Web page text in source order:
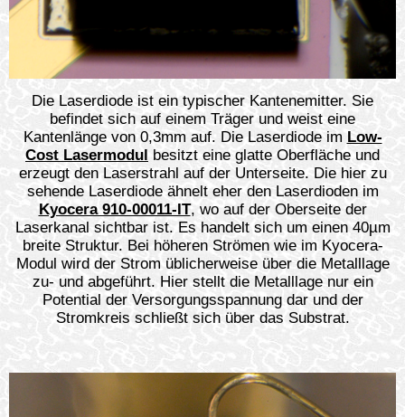
Die Laserdiode ist ein typischer Kantenemitter. Sie
befindet sich auf einem Träger und weist eine
Kantenlänge von 0,3mm auf. Die Laserdiode im Low-
Cost Lasermodul
besitzt eine glatte Oberfläche und
erzeugt den Laserstrahl auf der Unterseite. Die hier zu
sehende Laserdiode ähnelt eher den Laserdioden im
Kyocera 910-00011-IT, wo auf der Oberseite der
Laserkanal sichtbar ist. Es handelt sich um einen 40µm
breite Struktur. Bei höheren Strömen wie im Kyocera-
Modul wird der Strom üblicherweise über die Metalllage
zu- und abgeführt. Hier stellt die Metalllage nur ein
Potential der Versorgungsspannung dar und der
Stromkreis schließt sich über das Substrat.